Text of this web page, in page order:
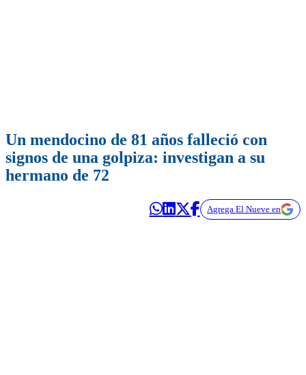
Un mendocino de 81 años falleció con
signos de una golpiza: investigan a su
hermano de 72
Agrega El Nueve en